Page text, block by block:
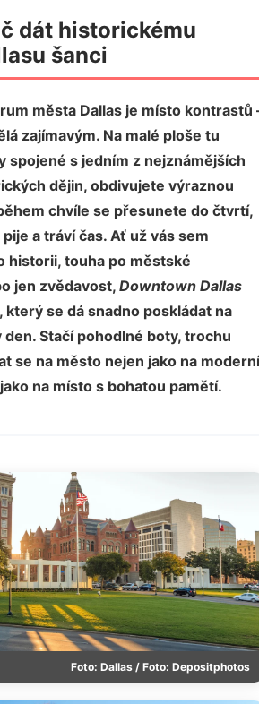
dát historickému
šanci
města Dallas je místo kontrastů
zajímavým. Na malé ploše tu
spojené s jedním z nejznámějších
dějin, obdivujete výraznou
chvíle se přesunete do čtvrtí,
a tráví čas. Ať už vás sem
historii, touha po městské
jen zvědavost, Downtown Dallas
který se dá snadno poskládat na
den. Stačí pohodlné boty, trochu
se na město nejen jako na moderní
na místo s bohatou pamětí.
Foto: Dallas / Foto: Depositphotos